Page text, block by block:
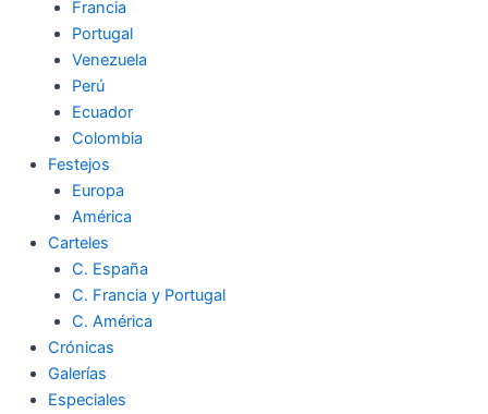
Francia
Portugal
Venezuela
Perú
Ecuador
Colombia
Festejos
Europa
América
Carteles
C. España
C. Francia y Portugal
C. América
Crónicas
Galerías
Especiales